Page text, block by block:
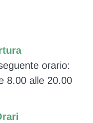
orario:
8.00 alle 20.00